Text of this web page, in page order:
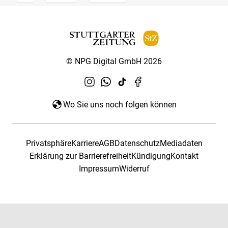
© NPG Digital GmbH 2026
Wo Sie uns noch folgen können
PrivatsphäreKarriereAGBDatenschutzMediadaten
Erklärung zur BarrierefreiheitKündigungKontakt
ImpressumWiderruf